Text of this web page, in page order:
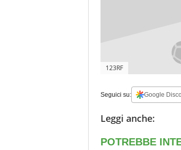
123RF
Seguici su: Google
Leggi anche: